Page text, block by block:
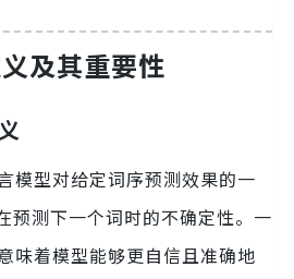
及其重要性
型对给定词序预测效果的一
预测下一个词时的不确定性。一
着模型能够更自信且准确地